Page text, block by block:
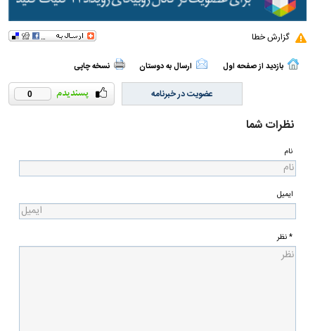
گزارش خطا
بازدید از صفحه اول ارسال به دوستان نسخه چاپی
0 عضویت در خبرنامه
نظرات شما
نام
ایمیل
* نظر